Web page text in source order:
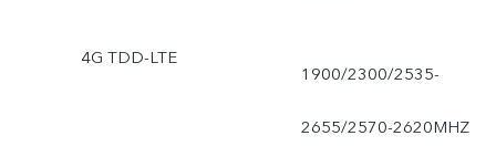
4G TDD-LTE
1900/2300/2535-
2655/2570-2620MHZ